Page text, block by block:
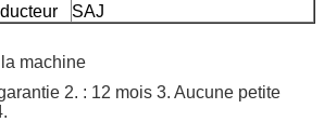
SAJ
machine
2. : 12 mois 3. Aucune petite